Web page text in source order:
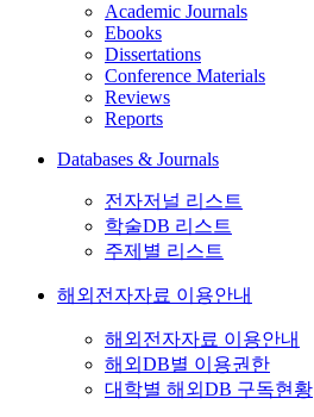
Academic Journals
Ebooks
Dissertations
Conference Materials
Reviews
Reports
Databases & Journals
전자저널 리스트
학술DB 리스트
주제별 리스트
해외전자자료 이용안내
해외전자자료 이용안내
해외DB별 이용권한
대학별 해외DB 구독현황